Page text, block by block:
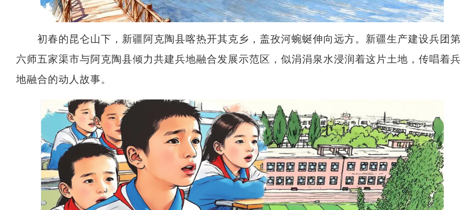
初春的昆仑山下，新疆阿克陶县喀热开其克乡，盖孜河蜿蜒伸向远方。新疆生产建设兵团第
六师五家渠市与阿克陶县倾力共建兵地融合发展示范区，似涓涓泉水浸润着这片土地，传唱着兵
地融合的动人故事。